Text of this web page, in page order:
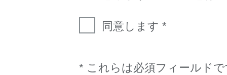
同意します
* これらは必須フィールド